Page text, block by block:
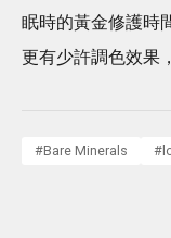
眠時的黃金修護時
更有少許調色效果
#Bare Minerals #